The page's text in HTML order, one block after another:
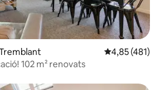
4,85 de
4,85 (481)
102 m² renovats